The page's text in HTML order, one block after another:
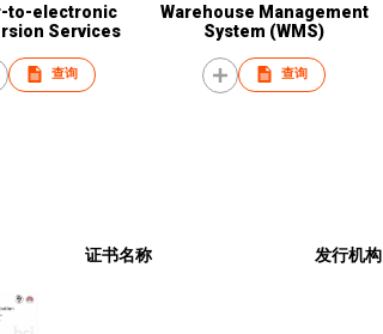
to-electronic
Services
查询
Warehouse Management
System (WMS)
查询
证书名称 发行机构